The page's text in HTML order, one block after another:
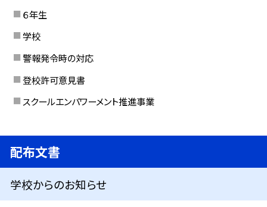
６年生
学校
警報発令時の対応
登校許可意見書
スクールエンパワーメント推進事業
配布文書
学校からのお知らせ